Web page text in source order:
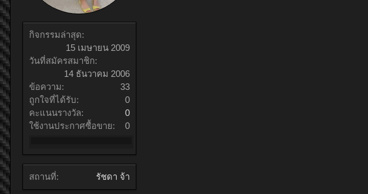
กิจกรรมล่าสุด:
15 เมษายน 2009
วันที่สมัครสมาชิก:
14 ธันวาคม 2006
ข้อความ:
33
ถูกใจที่ได้รับ:
0
คะแนนรางวัล:
0
ใช้งานประกาศซื้อขาย:
0
สถานที่: รัชดา จ้า